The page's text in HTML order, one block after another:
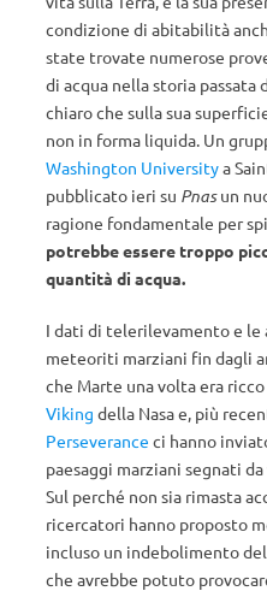
condizione di abitabilità
state trovate numerose
di acqua nella storia passata
chiaro che sulla sua
non in forma liquida. Un
Washington Universitya
pubblicato ieri su Pnasun
ragione fondamentale per
potrebbe essere troppo
quantità di acqua.
I dati di telerilevamento e
meteoriti marziani fin dagli
che Marte una volta era ricco
Viking della Nasa e, più
Perseverance ci hanno
paesaggi marziani segnati
Sul perché non sia rimasta
ricercatori hanno proposto
incluso un indebolimento
che avrebbe potuto